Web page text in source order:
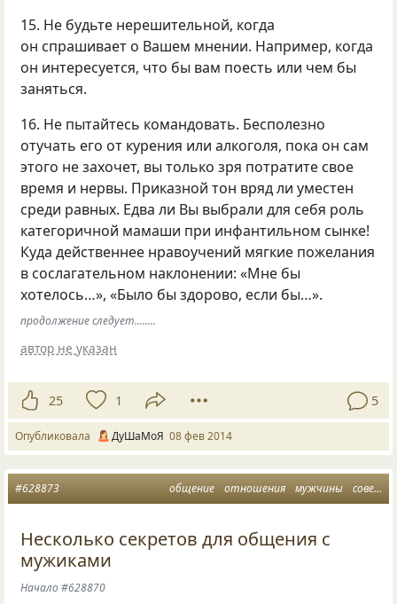
15. Не будьте нерешительной, когда
он спрашивает о Вашем мнении. Например, когда
он интересуется, что бы вам поесть или чем бы
заняться.
16. Не пытайтесь командовать. Бесполезно
отучать его от курения или алкоголя, пока он сам
этого не захочет, вы только зря потратите свое
время и нервы. Приказной тон вряд ли уместен
среди равных. Едва ли Вы выбрали для себя роль
категоричной мамаши при инфантильном сынке!
Куда действеннее нравоучений мягкие пожелания
в сослагательном наклонении: «Мне бы
хотелось…», «Было бы здорово, если бы…».
продолжение следует........
автор не указан
25 1 5
Опубликовала ДуШаМоЯ 08 фев 2014
общение отношения мужчины советы
#628873
Несколько секретов для общения с
мужиками
Начало #628870